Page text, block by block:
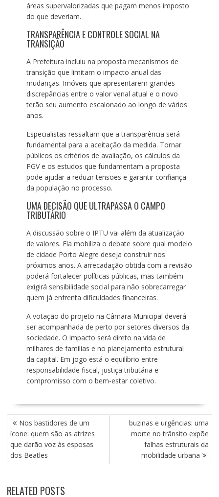
áreas supervalorizadas que pagam menos imposto
do que deveriam.
TRANSPARÊNCIA E CONTROLE SOCIAL NA
TRANSIÇÃO
A Prefeitura incluiu na proposta mecanismos de
transição que limitam o impacto anual das
mudanças. Imóveis que apresentarem grandes
discrepâncias entre o valor venal atual e o novo
terão seu aumento escalonado ao longo de vários
anos.
Especialistas ressaltam que a transparência será
fundamental para a aceitação da medida. Tornar
públicos os critérios de avaliação, os cálculos da
PGV e os estudos que fundamentam a proposta
pode ajudar a reduzir tensões e garantir confiança
da população no processo.
UMA DECISÃO QUE ULTRAPASSA O CAMPO
TRIBUTÁRIO
A discussão sobre o IPTU vai além da atualização
de valores. Ela mobiliza o debate sobre qual modelo
de cidade Porto Alegre deseja construir nos
próximos anos. A arrecadação obtida com a revisão
poderá fortalecer políticas públicas, mas também
exigirá sensibilidade social para não sobrecarregar
quem já enfrenta dificuldades financeiras.
A votação do projeto na Câmara Municipal deverá
ser acompanhada de perto por setores diversos da
sociedade. O impacto será direto na vida de
milhares de famílias e no planejamento estrutural
da capital. Em jogo está o equilíbrio entre
responsabilidade fiscal, justiça tributária e
compromisso com o bem-estar coletivo.
N
A
V
G
Ç
Nos bastidores de um
ícone: quem são as atrizes
que darão voz às esposas
dos Beatles
buzinas e urgências: uma
morte no trânsito expõe
falhas estruturais da
mobilidade urbana
RELATED POSTS